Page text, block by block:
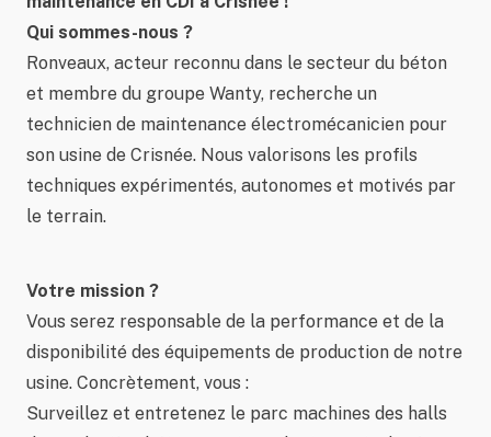
Qui sommes-nous ?
Ronveaux, acteur reconnu dans le secteur du béton
et membre du groupe Wanty, recherche un
technicien de maintenance électromécanicien pour
son usine de Crisnée. Nous valorisons les profils
techniques expérimentés, autonomes et motivés par
le terrain.
Votre mission ?
Vous serez responsable de la performance et de la
disponibilité des équipements de production de notre
usine. Concrètement, vous :
Surveillez et entretenez le parc machines des halls